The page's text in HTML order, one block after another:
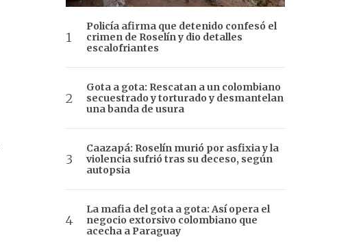
Policía afirma que detenido confesó el
crimen de Roselín y dio detalles
escalofriantes
Gota a gota: Rescatan a un colombiano
secuestrado y torturado y desmantelan
una banda de usura
Caazapá: Roselín murió por asfixia y la
violencia sufrió tras su deceso, según
autopsia
La mafia del gota a gota: Así opera el
negocio extorsivo colombiano que
acecha a Paraguay